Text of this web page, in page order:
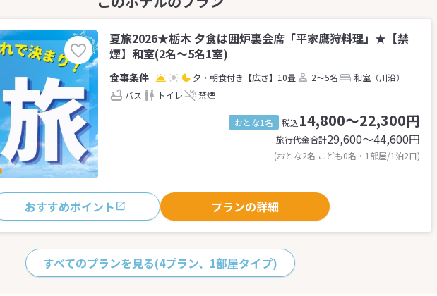
夏旅2026★栃木 夕食は囲炉裏会席「平家鷹狩料理」★【禁
煙】和室(2名～5名1室)
夕・朝食付き 【広さ】10畳 2～5名
和室（川沿）
バス
トイレ 禁煙
おとな1名 税込14,800～22,300円
旅行代金合計29,600〜44,600円
(おとな2名 こども0名・1部屋/1泊2日)
おすすめポイント プランの詳細
すべてのプランを見る(4プラン、1部屋タイプ)